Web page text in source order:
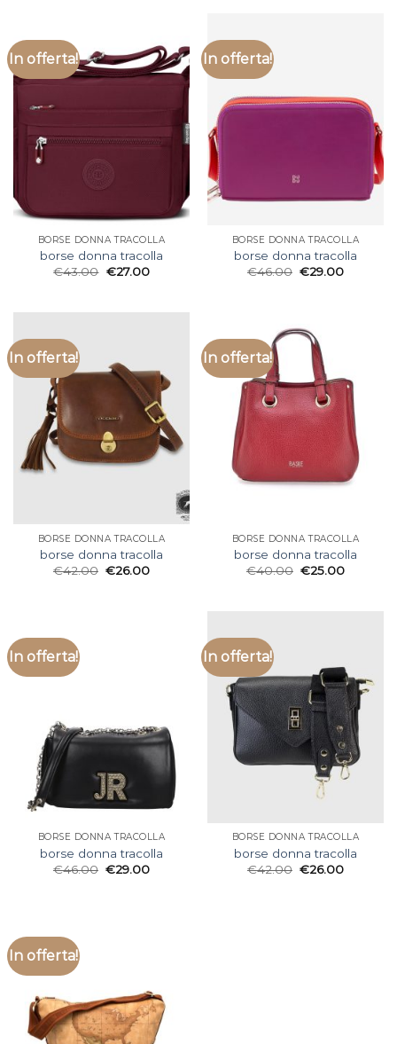
In offerta!
BORSE DONNA TRACOLLA
borse donna tracolla
€43.00 €27.00
In offerta!
BORSE DONNA TRACOLLA
borse donna tracolla
€46.00 €29.00
In offerta!
BORSE DONNA TRACOLLA
borse donna tracolla
€42.00 €26.00
In offerta!
BORSE DONNA TRACOLLA
borse donna tracolla
€40.00 €25.00
In offerta!
BORSE DONNA TRACOLLA
borse donna tracolla
€46.00 €29.00
In offerta!
BORSE DONNA TRACOLLA
borse donna tracolla
€42.00 €26.00
In offerta!